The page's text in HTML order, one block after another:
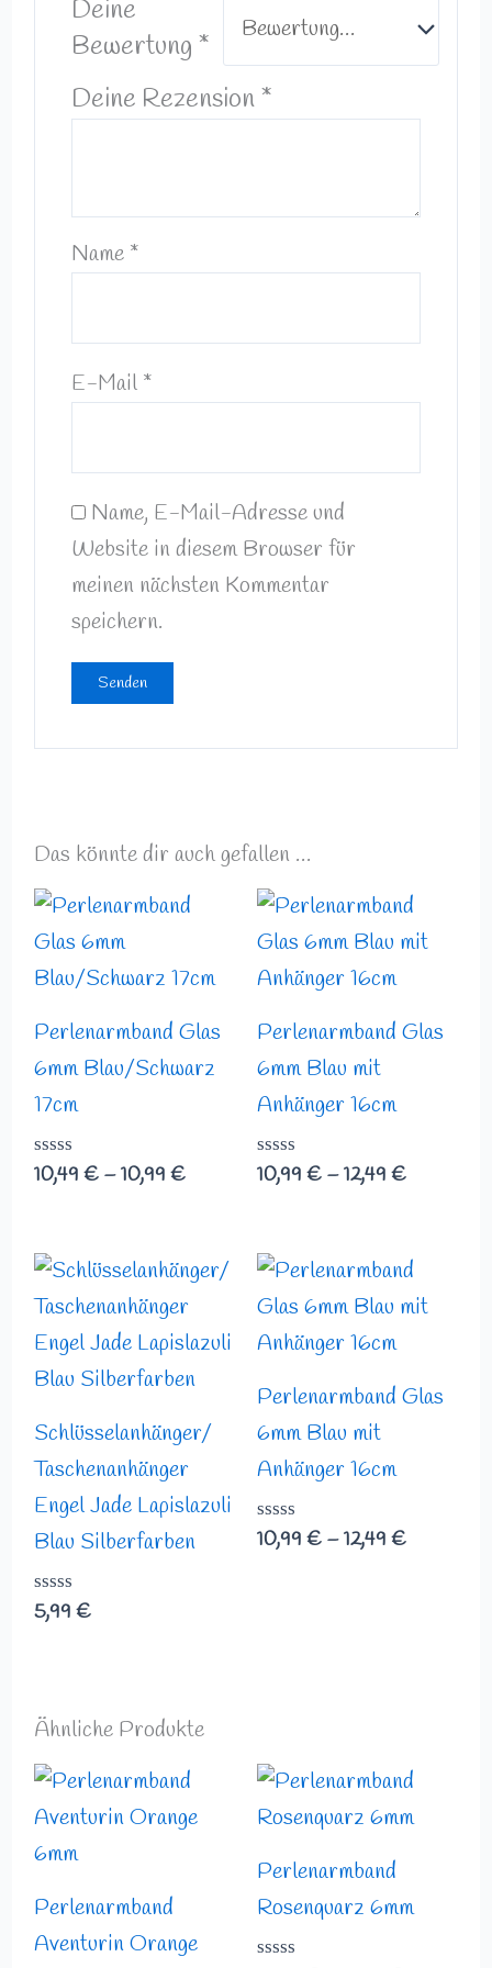
Deine
Bewertung *
Deine Rezension*
Name *
E-Mail *
Name, E-Mail-Adresse und
Website in diesem Browser für
meinen nächsten Kommentar
speichern.
Das könnte dir auch gefallen …
Perlenarmband Glas
6mm Blau/Schwarz
17cm
Bewertet
mit
10,49 € –10,99 €
Preisspanne:
10,99 €
Perlenarmband Glas
6mm Blau mit
Anhänger 16cm
Bewertet
mit
10,99 € –12,49 €
bis
Schlüsselanhänger/
Taschenanhänger
Engel Jade Lapislazuli
Blau Silberfarben
Bewertet
mit
5,99 €
Perlenarmband Glas
6mm Blau mit
Anhänger 16cm
Bewertet
mit
10,99 € –12,49 €
bis
Ähnliche Produkte
Perlenarmband
Aventurin Orange
Preisspanne:
bis
Perlenarmband
Rosenquarz 6mm
bis